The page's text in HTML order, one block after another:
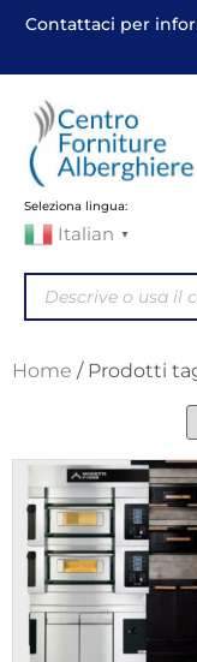
Contattaci per
Seleziona lingua:
Italian ▼
Home / Prodotti